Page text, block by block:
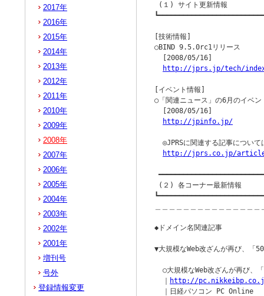
(１) サイト更新情報
[技術情報]
○BIND 9.5.0rc1リリース
  [2008/05/16]
http://jprs.jp/tech/
[イベント情報]
○「関連ニュース」の6月のイベ
  [2008/05/16]
http://jpinfo.jp/
◎JPRSに関連する記事について
http://jprs.co.jp/
(２) 各コーナー最新情報
◆ドメイン名関連記事
▼大規模なWeb改ざんが再び、「
○大規模なWeb改ざんが再び、
http://
  ｜日経パソコン PC Online
2017年
2016年
2015年
2014年
2013年
2012年
2011年
2010年
2009年
2008年
2007年
2006年
2005年
2004年
2003年
2002年
2001年
増刊号
号外
登録情報変更